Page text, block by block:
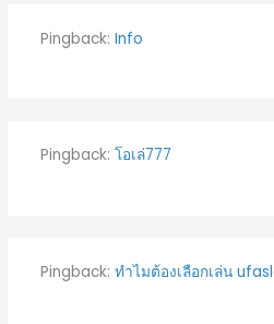
Pingback: Info
Pingback: โอเล่777
Pingback: ทำไมต้องเลือกเล่น